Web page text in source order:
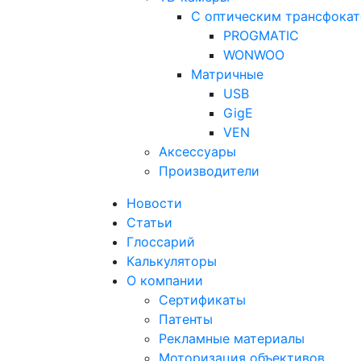
С оптическим
PROGMATIC
WONWOO
Матричные
USB
GigE
VEN
Аксессуары
Производители
Новости
Статьи
Глоссарий
Калькуляторы
О компании
Сертификаты
Патенты
Рекламные материалы
Моторизация объективов